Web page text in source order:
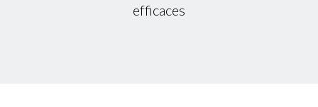
efficaces